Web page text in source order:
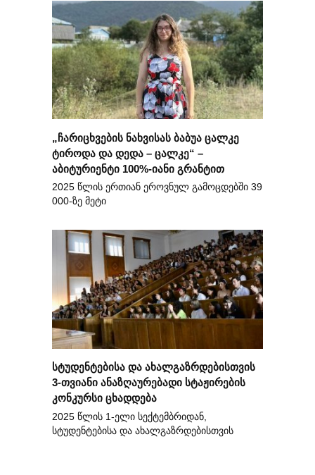
„ჩარიცხვების ნახვისას ბაბუა ცალკე
ტიროდა და დედა – ცალკე“ –
აბიტურიენტი 100%-იანი გრანტით
2025 წლის ერთიან ეროვნულ გამოცდებში 39
000-ზე მეტი
სტუდენტებისა და ახალგაზრდებისთვის
3-თვიანი ანაზღაურებადი სტაჟირების
კონკურსი ცხადდება
2025 წლის 1-ელი სექტემბრიდან,
სტუდენტებისა და ახალგაზრდებისთვის